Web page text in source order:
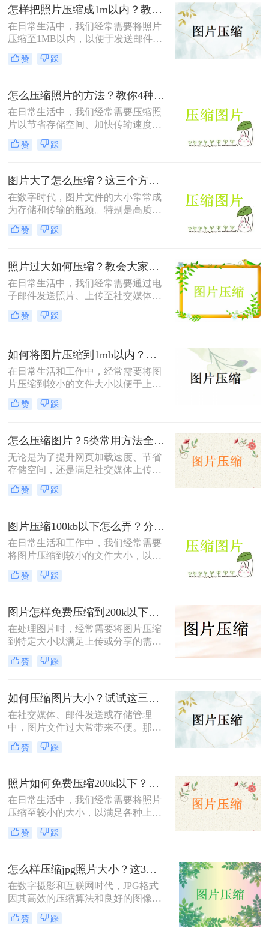
怎样把照片压缩成1m以内？教你四种实用的压缩方法！
在日常生活中，我们经常需要将照片
压缩至1MB以内，以便于发送邮件、
上传到社交媒体或满足特定平台的要
求。那么怎样把照片压缩成1m以内
缩照片大小，帮助您轻松应对这些需
求。
赞 踩
怎么压缩照片的方法？教你4种实用方法!！
在日常生活中，我们经常需要压缩照
片以节省存储空间、加快传输速度或
满足特定平台的要求。那么怎么压缩
照片的方法呢？本文将介绍四种有效
这些需求。
赞 踩
图片大了怎么压缩？这三个方法帮你轻松解决！
在数字时代，图片文件的大小常常成
为存储和传输的瓶颈。特别是高质量
的图片，其文件体积往往较大，不仅
占用大量存储空间，还会影响上传速
么压缩呢？以下是四种常用的图片压
缩方法，帮助您轻松解决这一问题。
赞 踩
照片过大如何压缩？教会大家这4种压缩方法！
在日常生活中，我们经常需要通过电
子邮件发送照片、上传至社交媒体或
用于网页设计等。然而，原始照片文
件通常较大，这不仅会占用大量存储
何压缩变得尤为重要。以下是四种常
用的图片压缩方法，帮助您轻松解决
这一问题。
赞 踩
如何将图片压缩到1mb以内？教你三种压缩方法！
在日常生活和工作中，经常需要将图
片压缩到较小的文件大小以便于上
传、分享或存储。那么如何将图片压
缩到1mb以内呢？本文将详细介绍几
赞 踩
怎么压缩图片？5类常用方法全解析！
无论是为了提升网页加载速度、节省
存储空间，还是满足社交媒体上传限
制，图片压缩都是高频需求。那么怎
么压缩图片呢？本文系统梳理5类主
你快速掌握压缩技巧。
赞 踩
图片压缩100kb以下怎么弄？分享4个高效压缩方法！
在日常生活和工作中，我们经常需要
将图片压缩到较小的文件大小，以便
于上传、发送或存储。将图片压缩到
100KB以下是一个常见的需求。那么
将详细介绍几种实现这一目标的方
法。
赞 踩
图片怎样免费压缩到200k以下？二种压缩方法分享
在处理图片时，经常需要将图片压缩
到特定大小以满足上传或分享的需
求。那么图片怎样免费压缩到200k以
下呢？本文将介绍两种免费将图片压
赞 踩
如何压缩图片大小？试试这三种简单有效的压缩方法！
在社交媒体、邮件发送或存储管理
中，图片文件过大常带来不便。那么
如何压缩图片大小呢？本文整理了三
种简单有效的压缩方法，助您快速压
赞 踩
照片如何免费压缩200k以下？快来学习这3种压缩方法！
在日常生活中，我们经常需要将照片
压缩至较小的大小，以满足各种上
传、分享或存储的需求。那么照片如
何免费压缩200k以下呢？本文将介绍
法。
赞 踩
怎么样压缩jpg照片大小？这3种图片压缩方法一定要会！
在数字摄影和互联网时代，JPG格式
因其高效的压缩算法和良好的图像质
量而广受欢迎。然而，有时JPG照片
的大小可能过大，不便于分享、上传
赞 踩